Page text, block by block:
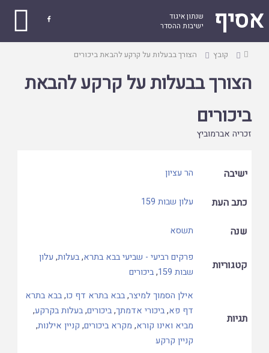
אסיף
שנתון איגוד
ישיבות ההסדר

עמודקובץ הצורך בבעלות על קרקע להבאת ביכורים
הצורך בבעלות על קרקע להבאת
ביכורים
זכריה אברמוביץ
ישיבה הר עציון
כתב העת עלון שבות 159
שנה תשסא
קטגוריות
פרקים רביעי - שביעי בבא בתרא,בעלות, עלון
שבות 159
,ביכורים
תגיות
אילן הסמוך למיצר,בבא בתרא דף כו,בבא בתרא
דף פא,ביכורי אדמתך,ביכורים,בעלות בקרקע,
מביא ואינו קורא, מקרא ביכורים, קניין אילנות,
קניין קרקע